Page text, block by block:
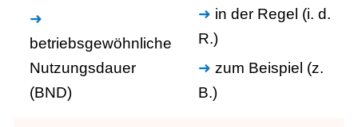
betriebsgewöhnliche
Nutzungsdauer
(BND)
in der Regel (i. d.
R.)
zum Beispiel (z.
B.)